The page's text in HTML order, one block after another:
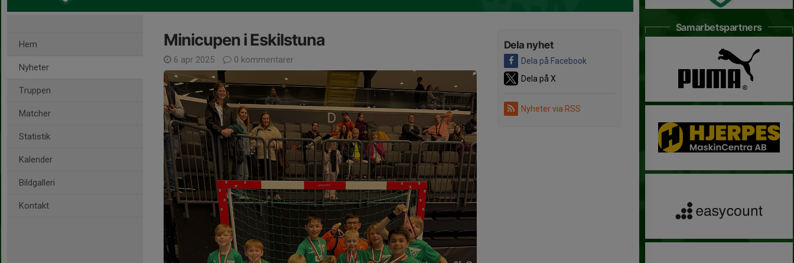
Hem
Nyheter
Truppen
Matcher
Statistik
Kalender
Bildgalleri
Kontakt
Dela nyhet
Dela på Facebook
Dela på X
Nyheter via RSS
Minicupen i Eskilstuna
6 apr 2025 0 kommentarer
Samarbetspartners